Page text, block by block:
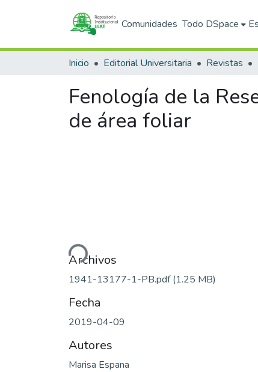
Comunidades Todo DSpace
Inicio Editorial Universitaria Revistas
Fenología de la
de área foliar
Cargando...
Archivos
1941-13177-1-PB.pdf(1.25 MB)
Fecha
2019-04-09
Autores
Marisa Espana